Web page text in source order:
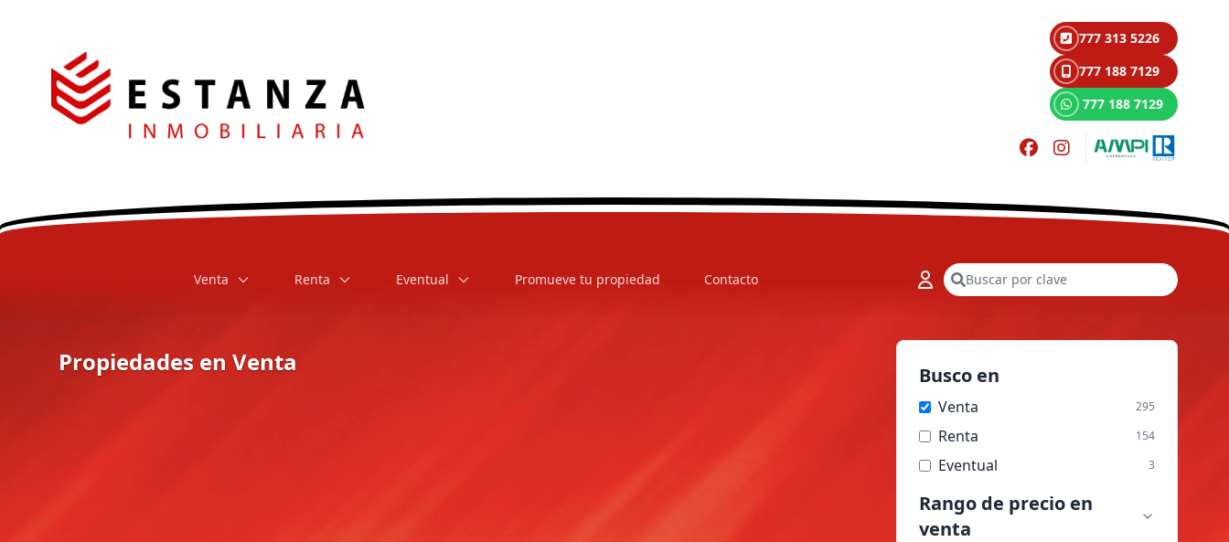
777 313 5226
777 188 7129
777 188 7129
Venta Renta Eventual Promueve tu propiedad Contacto Buscar
Propiedades en Venta Busco en
Venta 295
Renta 154
Eventual 3
Rango de precio en
venta